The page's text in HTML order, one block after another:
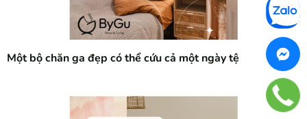
Một bộ chăn ga đẹp có thể cứu cả một ngày tệ